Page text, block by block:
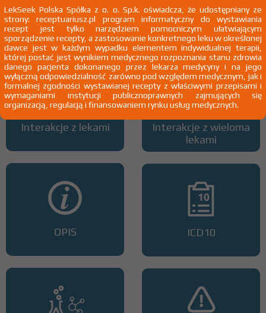
Wszystkie dawki leku
Interakcje z lekami
OPIS
ATC
Interakcje z wieloma
lekami
ICD10
LekSeek Polska Spółka z o. o. Sp.k. oświadcza, że udostępniany ze
strony: receptuariusz.pl program informatyczny do wystawiania
recept jest tylko narzędziem pomocniczym ułatwiającym
sporządzenie recepty, a zastosowanie konkretnego leku w określonej
dawce jest w każdym wypadku elementem indywidualnej terapii,
której postać jest wynikiem medycznego rozpoznania stanu zdrowia
danego pacjenta dokonanego przez lekarza medycyny i na jego
wyłączną odpowiedzialność zarówno pod względem medycznym, jak i
formalnej zgodności wystawianej recepty z właściwymi przepisami i
wymaganiami instytucji publicznoprawnych zajmujących się
organizacją, regulacją i finansowaniem rynku usług medycznych.